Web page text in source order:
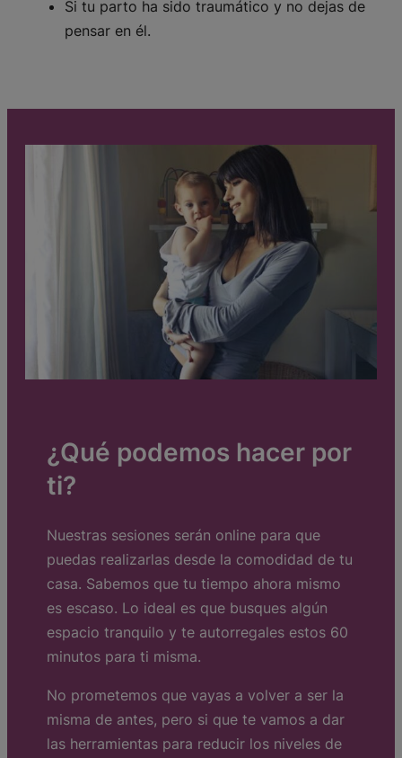
Si tu parto ha sido traumático y no dejas de
pensar en él.
¿Qué podemos hacer por
ti?
Nuestras sesiones serán online para que
puedas realizarlas desde la comodidad de tu
casa. Sabemos que tu tiempo ahora mismo
es escaso. Lo ideal es que busques algún
espacio tranquilo y te autorregales estos 60
minutos para ti misma.
No prometemos que vayas a volver a ser la
misma de antes, pero si que te vamos a dar
las herramientas para reducir los niveles de